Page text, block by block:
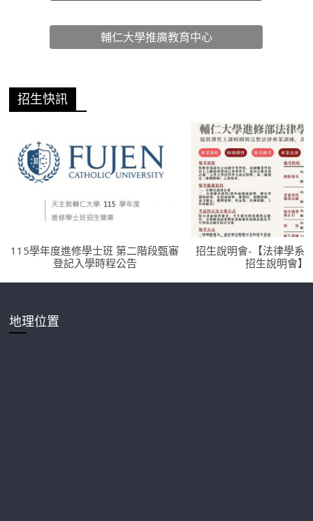
輔仁大學推廣教育中心
招生快訊
115學年度進修學士班 第二階段甄審
登記入學時程公告
招生說明會-【法律學系
招生說明會】
地理位置